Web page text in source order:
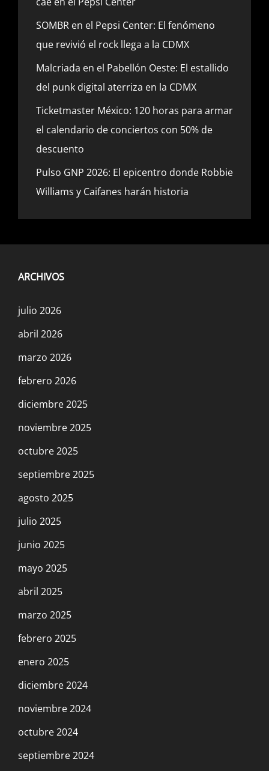
SOMBR en el Pepsi Center: El fenómeno
que revivió el rock llega a la CDMX
Malcriada en el Pabellón Oeste: El estallido
del punk digital aterriza en la CDMX
Ticketmaster México: 120 horas para armar
el calendario de conciertos con 50% de
descuento
Pulso GNP 2026: El epicentro donde Robbie
Williams y Caifanes harán historia
ARCHIVOS
julio 2026
abril 2026
marzo 2026
febrero 2026
diciembre 2025
noviembre 2025
octubre 2025
septiembre 2025
agosto 2025
julio 2025
junio 2025
mayo 2025
abril 2025
marzo 2025
febrero 2025
enero 2025
diciembre 2024
noviembre 2024
octubre 2024
septiembre 2024